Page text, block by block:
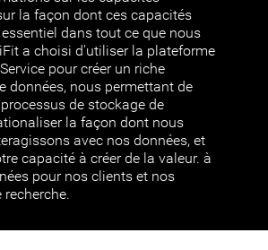
la façon dont ces capacités
dans tout ce que nous
a choisi d'utiliser la plateforme
pour créer un riche
données, nous permettant de
de stockage de
la façon dont nous
avec nos données, et
capacité à créer de la valeur. à
pour nos clients et nos
recherche.